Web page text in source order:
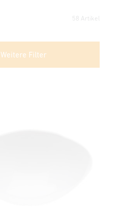
58 Artikel
Weitere Filter